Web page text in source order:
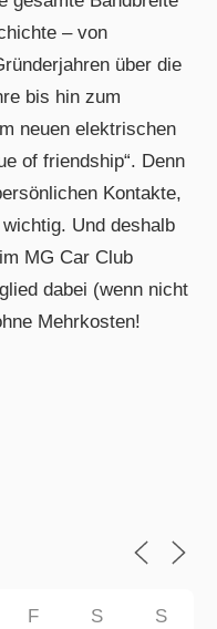
– von
über die
bis hin zum
neuen elektrischen
of friendship“. Denn
Kontakte,
Und deshalb
MG Car Club
dabei (wenn nicht
Mehrkosten!
F S S